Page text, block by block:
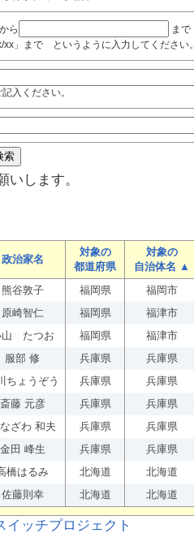
から
まで
まで というように入力してください。
入ください。
いします。
政治家名
対象の
都道府県
対象の
自治体名 ▲
熊谷敦子 福岡県 福岡市
原崎智仁 福岡県 福津市
山 たつお 福岡県 福津市
服部 修 兵庫県 兵庫県
ちょうぞう 兵庫県 兵庫県
斎藤 元彦 兵庫県 兵庫県
ざわ 和夫 兵庫県 兵庫県
金田 峰生 兵庫県 兵庫県
橋はるみ 北海道 北海道
佐藤則幸 北海道 北海道